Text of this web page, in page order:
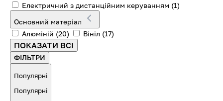
Електричний з дистанційним керуванням (1)
Основний матеріал
Алюміній (20) Вініл (17)
ПОКАЗАТИ ВСІ
ФІЛЬТРИ
Популярні
Популярні